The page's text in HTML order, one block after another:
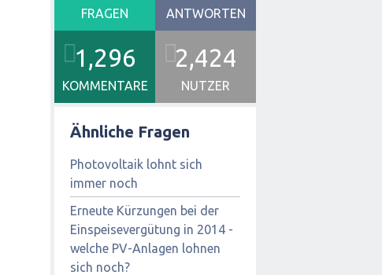
FRAGEN ANTWORTEN
1,296
KOMMENTARE
2,424
NUTZER
Ähnliche Fragen
Photovoltaik lohnt sich
immer noch
Erneute Kürzungen bei der
Einspeisevergütung in 2014 -
welche PV-Anlagen lohnen
sich noch?